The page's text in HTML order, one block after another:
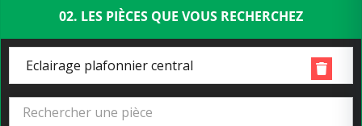
02. LES PIÈCES QUE VOUS RECHERCHEZ
Eclairage plafonnier central